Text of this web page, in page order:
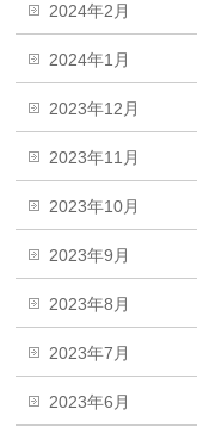
2024年2月
2024年1月
2023年12月
2023年11月
2023年10月
2023年9月
2023年8月
2023年7月
2023年6月